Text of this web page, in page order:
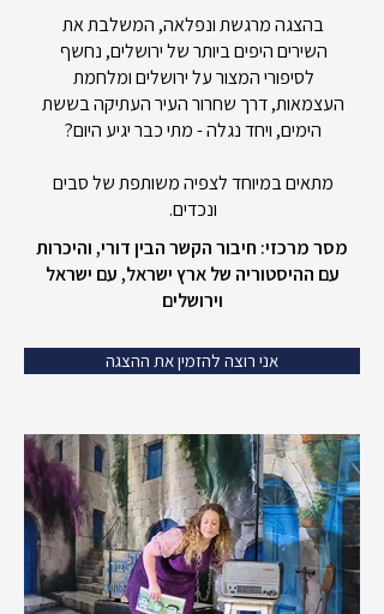
בהצגה מרגשת ונפלאה, המשלבת את
השירים היפים ביותר של ירושלים, נחשף
לסיפורי המצור על ירושלים ומלחמת
העצמאות, דרך שחרור העיר העתיקה בששת
הימים, ויחד נגלה - מתי כבר יגיע היום?
מתאים במיוחד לצפיה משותפת של סבים
ונכדים.
מסר מרכזי: חיבור הקשר הבין דורי, והיכרות
עם ההיסטוריה של ארץ ישראל, עם ישראל
וירושלים
אני רוצה להזמין את ההצגה